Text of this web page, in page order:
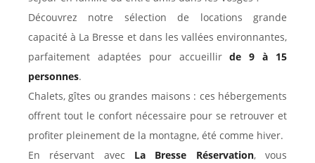
Découvrez notre sélection de locations grande
capacité à La Bresse et dans les vallées environnantes,
parfaitement adaptées pour accueillirde 9 à 15
personnes.
Chalets, gîtes ou grandes maisons : ces hébergements
offrent tout le confort nécessaire pour se retrouver et
profiter pleinement de la montagne, été comme hiver.
En réservant avec La Bresse Réservation, vous